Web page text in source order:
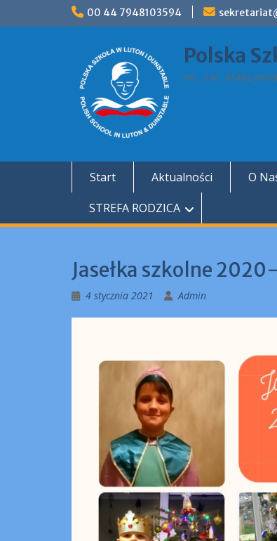
00 44 7948103594
Polska
im. św.
Start Aktualności O
STREFA RODZICA
Jasełka szkolne
4 stycznia 2021 Admin